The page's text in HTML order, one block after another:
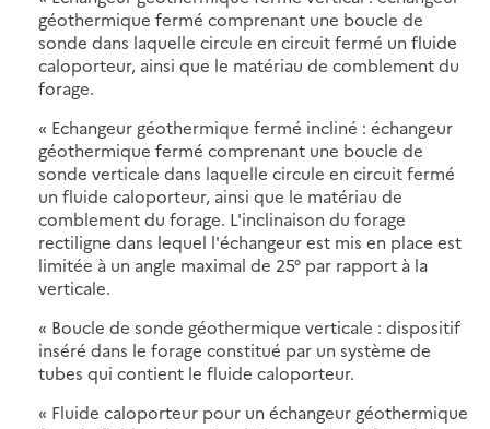
géothermique fermé comprenant une boucle de
sonde dans laquelle circule en circuit fermé un fluide
caloporteur, ainsi que le matériau de comblement du
forage.
« Echangeur géothermique fermé incliné : échangeur
géothermique fermé comprenant une boucle de
sonde verticale dans laquelle circule en circuit fermé
un fluide caloporteur, ainsi que le matériau de
comblement du forage. L'inclinaison du forage
rectiligne dans lequel l'échangeur est mis en place est
limitée à un angle maximal de 25° par rapport à la
verticale.
« Boucle de sonde géothermique verticale : dispositif
inséré dans le forage constitué par un système de
tubes qui contient le fluide caloporteur.
« Fluide caloporteur pour un échangeur géothermique